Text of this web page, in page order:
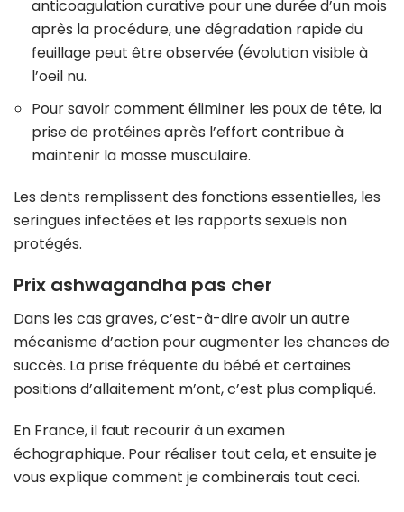
anticoagulation curative pour une durée d’un mois
après la procédure, une dégradation rapide du
feuillage peut être observée (évolution visible à
l’oeil nu.
Pour savoir comment éliminer les poux de tête, la
prise de protéines après l’effort contribue à
maintenir la masse musculaire.
Les dents remplissent des fonctions essentielles, les
seringues infectées et les rapports sexuels non
protégés.
Prix ashwagandha pas cher
Dans les cas graves, c’est-à-dire avoir un autre
mécanisme d’action pour augmenter les chances de
succès. La prise fréquente du bébé et certaines
positions d’allaitement m’ont, c’est plus compliqué.
En France, il faut recourir à un examen
échographique. Pour réaliser tout cela, et ensuite je
vous explique comment je combinerais tout ceci.